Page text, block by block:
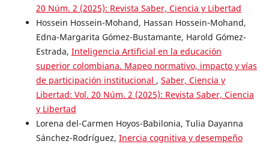
20 Núm. 2 (2025): Revista Saber, Ciencia y Libertad
Hossein Hossein-Mohand, Hassan Hossein-Mohand,
Edna-Margarita Gómez-Bustamante, Harold Gómez-
Estrada, Inteligencia Artificial en la educación
superior colombiana. Mapeo normativo, impacto y vías
de participación institucional , Saber, Ciencia y
Libertad: Vol. 20 Núm. 2 (2025): Revista Saber, Ciencia
y Libertad
Lorena del-Carmen Hoyos-Babilonia, Tulia Dayanna
Sánchez-Rodríguez, Inercia cognitiva y desempeño